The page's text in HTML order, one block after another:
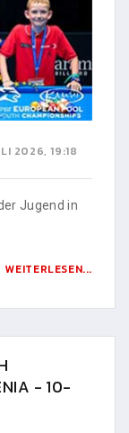
2026, 19:18
Jugend in
WEITERLESEN...
- 10-